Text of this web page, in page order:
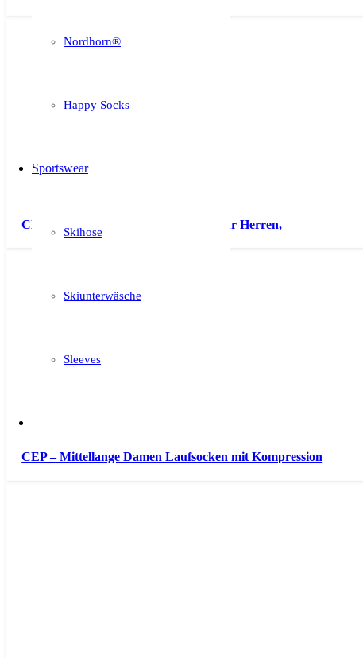
Nordhorn®
Happy Socks
Sportswear
Skihose
Skiunterwäsche
Sleeves
CEP – Laufsocken mit Kompression für Herren,
CEP – Mittellange Damen Laufsocken mit Kompression